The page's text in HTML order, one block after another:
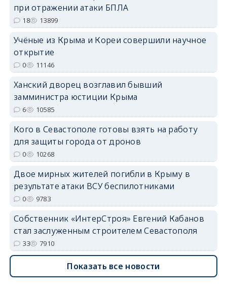
при отражении атаки БПЛА
18 13899
Учёные из Крыма и Кореи совершили научное
открытие
0 11146
Ханский дворец возглавил бывший
замминистра юстиции Крыма
6 10585
Кого в Севастополе готовы взять на работу
для защиты города от дронов
0 10268
Двое мирных жителей погибли в Крыму в
результате атаки ВСУ беспилотниками
0 9783
Собственник «ИнтерСтроя» Евгений Кабанов
стал заслуженным строителем Севастополя
33 7910
Показать все новости